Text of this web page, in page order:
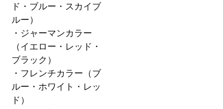
ド・ブルー・スカイブ
ルー）
・ジャーマンカラー
（イエロー・レッド・
ブラック）
・フレンチカラー（ブ
ルー・ホワイト・レッ
ド）